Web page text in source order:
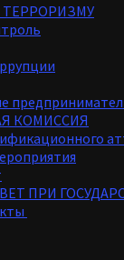
КОМИССИЯ
ПРИ